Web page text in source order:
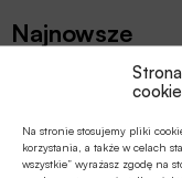
cookie
Na stronie stosujemy pliki
korzystania, a także w celach
wszystkie” wyrażasz zgodę na
Najnowsze